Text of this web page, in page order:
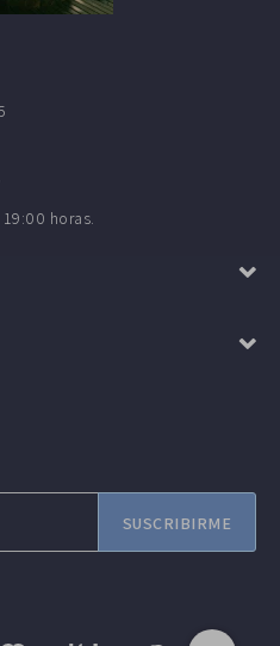
SUSCRIBIRME
horas.